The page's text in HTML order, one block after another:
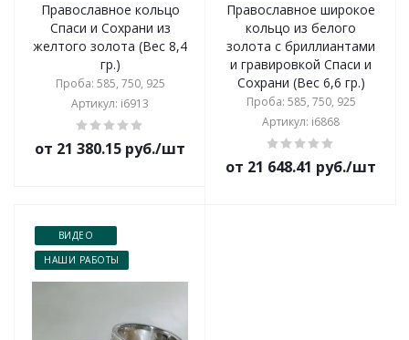
Православное кольцо
Спаси и Сохрани из
желтого золота (Вес 8,4
гр.)
Проба: 585, 750, 925
Артикул: i6913
от 21 380.15 руб./шт
Православное широкое
кольцо из белого
золота с бриллиантами
и гравировкой Спаси и
Сохрани (Вес 6,6 гр.)
Проба: 585, 750, 925
Артикул: i6868
от 21 648.41 руб./шт
ВИДЕО
НАШИ РАБОТЫ